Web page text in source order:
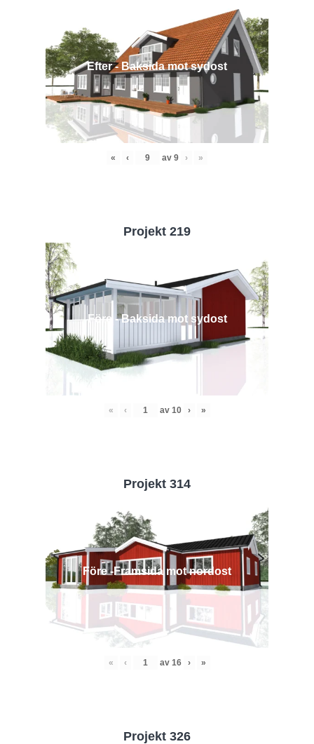
Efter - Baksida mot sydost
« ‹ av 9 › »
Projekt 219
Före - Baksida mot sydost
« ‹ av 10 › »
Projekt 314
Före -Framsida mot nordost
« ‹ av 16 › »
Projekt 326